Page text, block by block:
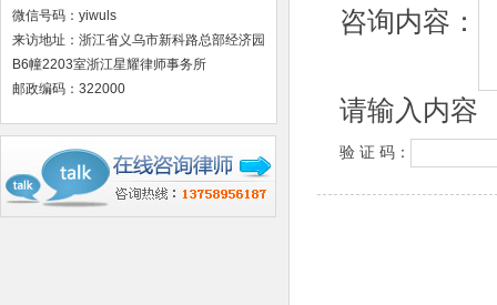
微信号码：yiwuls
来访地址：浙江省义乌市新科路总部经济园
B6幢2203室浙江星耀律师事务所
邮政编码：322000
咨询内容：
请输入内容
验 证 码：